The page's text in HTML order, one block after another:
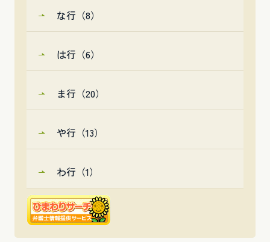
な行（8）
は行（6）
ま行（20）
や行（13）
わ行（1）